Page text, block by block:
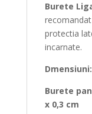
Burete
protectia
incarnate.
Burete
x 0,3 cm